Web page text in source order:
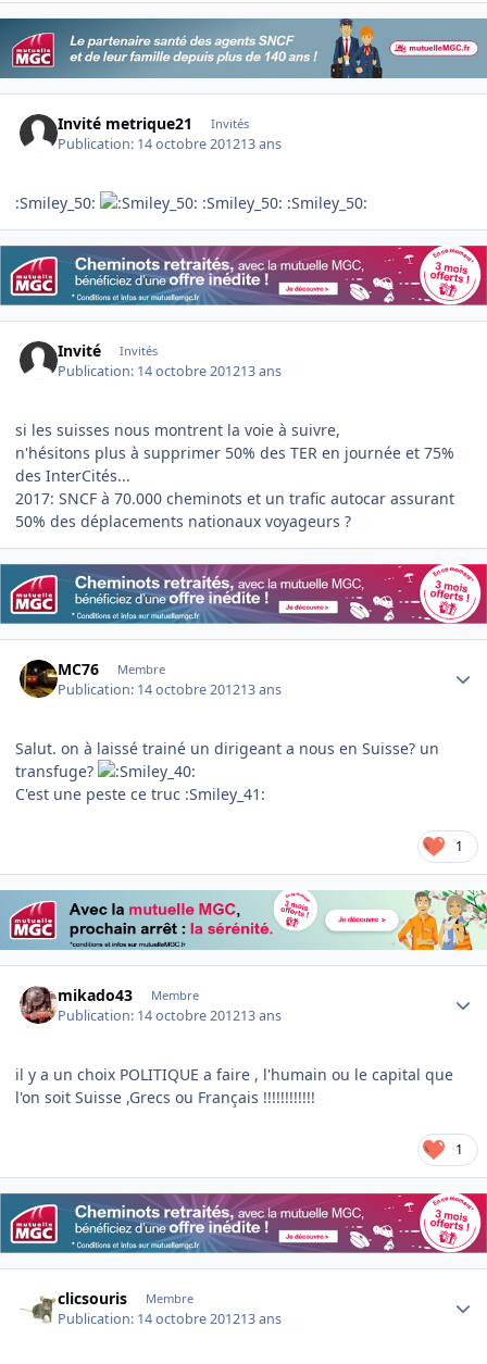
Invité metrique21 Invités
Publication: 14 octobre 201213 ans
:Smiley_50: :Smiley_50: :Smiley_50:
Invité Invités
Publication: 14 octobre 201213 ans
si les suisses nous montrent la voie à suivre,
n'hésitons plus à supprimer 50% des TER en journée et 75%
des InterCités...
2017: SNCF à 70.000 cheminots et un trafic autocar assurant
50% des déplacements nationaux voyageurs ?
MC76 Membre
Publication: 14 octobre 201213 ans
Salut. on à laissé trainé un dirigeant a nous en Suisse? un
transfuge?
C'est une peste ce truc :Smiley_41:
1
mikado43 Membre
Publication: 14 octobre 201213 ans
il y a un choix POLITIQUE a faire , l'humain ou le capital que
l'on soit Suisse ,Grecs ou Français !!!!!!!!!!!!
1
clicsouris Membre
Publication: 14 octobre 201213 ans